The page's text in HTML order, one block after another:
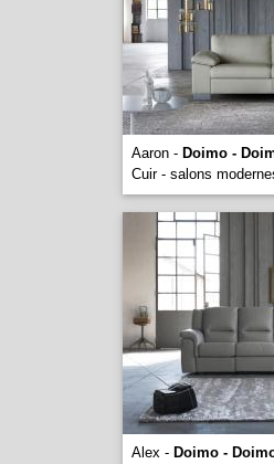
Aaron - Doimo -
Cuir - salons
Alex - Doimo -